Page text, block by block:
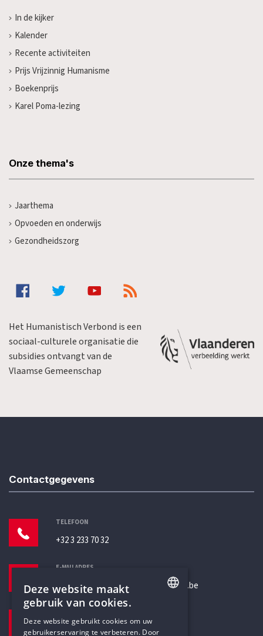
In de kijker
Kalender
Recente activiteiten
Prijs Vrijzinnig Humanisme
Boekenprijs
Karel Poma-lezing
Onze thema's
Jaarthema
Opvoeden en onderwijs
Gezondheidszorg
Het Humanistisch Verbond is een
sociaal-culturele organisatie die
subsidies ontvangt van de
Vlaamse Gemeenschap
Contactgegevens
TELEFOON
+32 3 233 70 32
E-MAILADRES
secretariaat@humanistischverbond.be
Pottenbrug 4 DUTCH
Deze website maakt
gebruik van cookies.
Deze website gebruikt cookies om uw
gebruikerservaring te verbeteren. Door